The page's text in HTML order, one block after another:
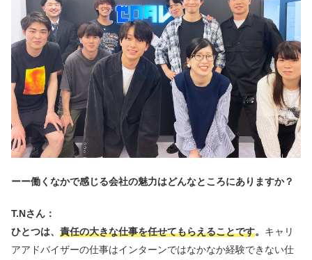
ーー働くなかで感じる会社の魅力はどんなところにありますか？
T.Nさん：
ひとつは、 責任の大きな仕事を任せてもらえることです。 キャリ
アアドバイザーの仕事はインターンではなかなか経験できない仕